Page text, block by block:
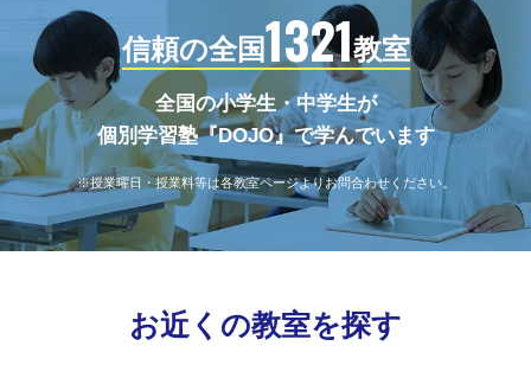
信頼の全国1321教室
全国の小学生・中学生が
個別学習塾『DOJO』で学んでいます
※授業曜日・授業料等は各教室ページよりお問合わせください。
お近くの教室を探す